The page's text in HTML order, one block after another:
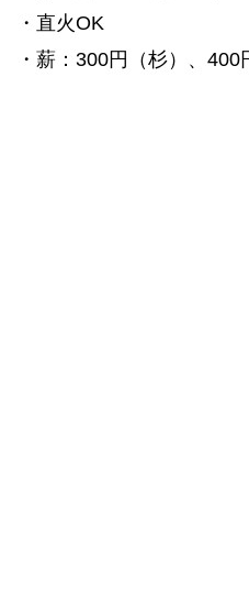
・直火OK
・薪：300円（杉）、400